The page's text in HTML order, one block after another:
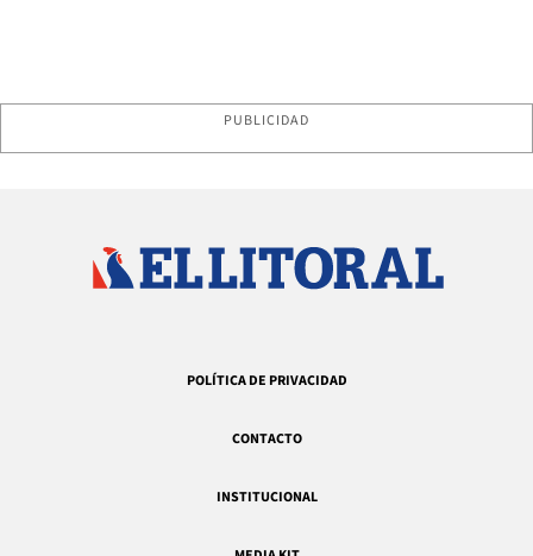
PUBLICIDAD
POLÍTICA DE PRIVACIDAD
CONTACTO
INSTITUCIONAL